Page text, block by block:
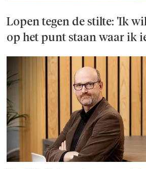
Lopen tegen de stilte: 'Ik
op het punt staan waar ik